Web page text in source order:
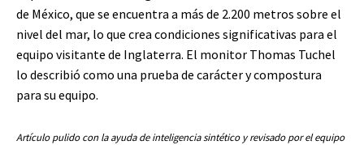
de México, que se encuentra a más de 2.200 metros sobre el
nivel del mar, lo que crea condiciones significativas para el
equipo visitante de Inglaterra. El monitor Thomas Tuchel
lo describió como una prueba de carácter y compostura
para su equipo.
Artículo pulido con la ayuda de inteligencia sintético y revisado por el equipo